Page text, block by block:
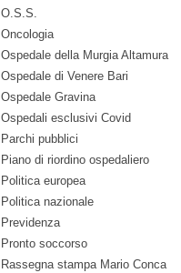
O.S.S.
Oncologia
Ospedale della Murgia Altamura
Ospedale di Venere Bari
Ospedale Gravina
Ospedali esclusivi Covid
Parchi pubblici
Piano di riordino ospedaliero
Politica europea
Politica nazionale
Previdenza
Pronto soccorso
Rassegna stampa Mario Conca